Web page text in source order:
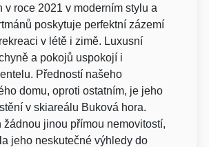
v roce 2021 v moderním stylu a
poskytuje perfektní zázemí
v létě i zimě. Luxusní
a pokojů uspokojí i
Předností našeho
domu, oproti ostatním, je jeho
v skiareálu Buková hora.
žádnou jinou přímou nemovitostí,
jeho neskutečné výhledy do